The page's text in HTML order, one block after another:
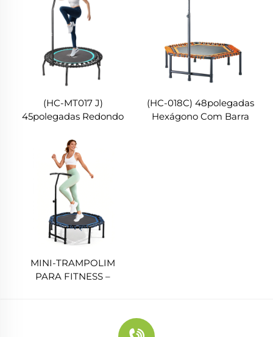
(HC-MT017 J)
45polegadas Redondo
(HC-018C) 48polegadas
Hexágono Com Barra
MINI-TRAMPOLIM
PARA FITNESS –